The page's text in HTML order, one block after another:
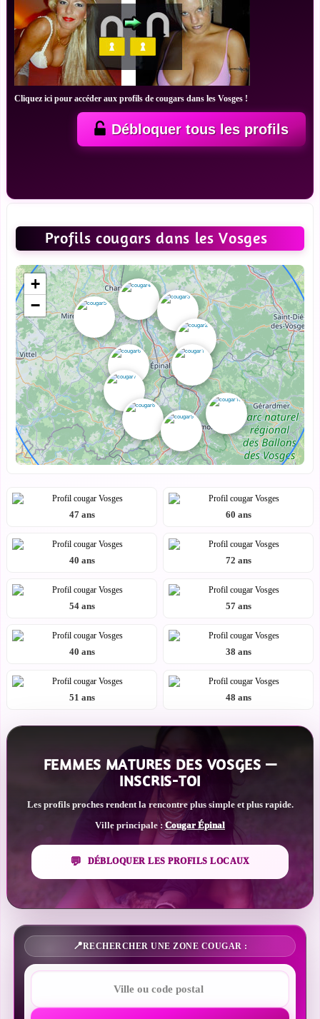
Cliquez ici pour accéder aux profils de cougars dans les Vosges !
Débloquer tous les profils
Profils cougars dans les Vosges
+
−
47 ans 60 ans
40 ans 72 ans
54 ans 57 ans
40 ans 38 ans
51 ans 48 ans
FEMMES MATURES DES VOSGES —
INSCRIS-TOI
Les profils proches rendent la rencontre plus simple et plus rapide.
Ville principale :Cougar Épinal
DÉBLOQUER LES PROFILS LOCAUX
RECHERCHER UNE ZONE COUGAR :